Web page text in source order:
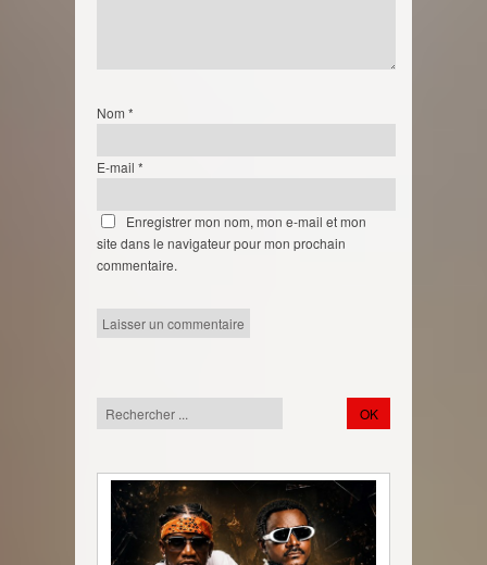
Nom *
E-mail *
Enregistrer mon nom, mon e-mail et mon
site dans le navigateur pour mon prochain
commentaire.